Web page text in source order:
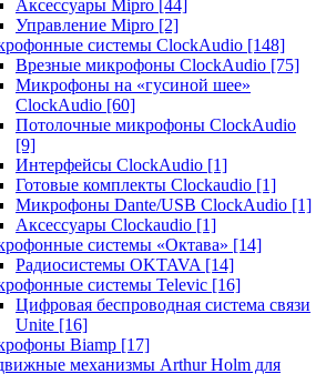
Аксессуары Mipro [44]
Управление Mipro [2]
системы ClockAudio [148]
Врезные микрофоны ClockAudio [75]
Микрофоны на «гусиной шее»
ClockAudio [60]
Потолочные микрофоны ClockAudio
[9]
Интерфейсы ClockAudio [1]
Готовые комплекты Clockaudio [1]
Микрофоны Dante/USB ClockAudio [1]
Аксессуары Clockaudio [1]
системы «Октава» [14]
Радиосистемы OKTAVA [14]
системы Televic [16]
Цифровая беспроводная система связи
Unite [16]
Biamp [17]
механизмы Arthur Holm для